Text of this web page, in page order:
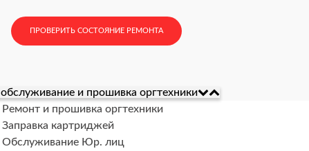
ПРОВЕРИТЬ СОСТОЯНИЕ РЕМОНТА
и прошивка оргтехники
Ремонт и прошивка оргтехники
Заправка картриджей
Обслуживание Юр. лиц